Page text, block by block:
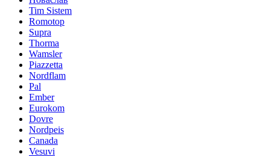
Tim Sistem
Romotop
Supra
Thorma
Wamsler
Piazzetta
Nordflam
Pal
Ember
Eurokom
Dovre
Nordpeis
Canada
Vesuvi